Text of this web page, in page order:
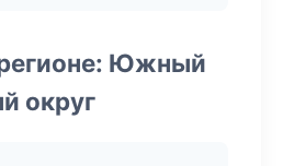
Южный
округ